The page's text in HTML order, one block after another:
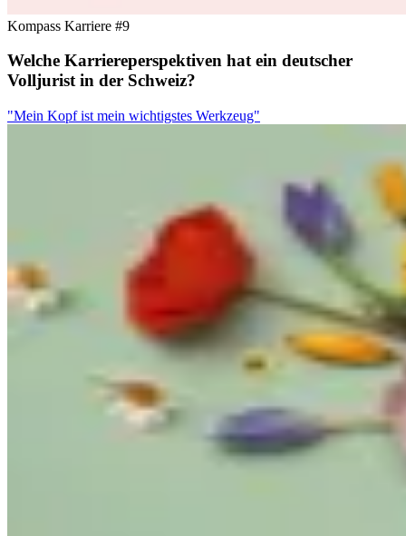
Kompass Karriere #9
Welche Karriereperspektiven hat ein deutscher
Volljurist in der Schweiz?
"Mein Kopf ist mein wichtigstes Werkzeug"